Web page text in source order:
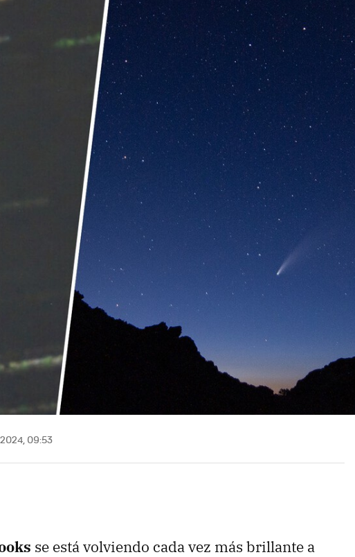
09:53
se está volviendo cada vez más brillante a